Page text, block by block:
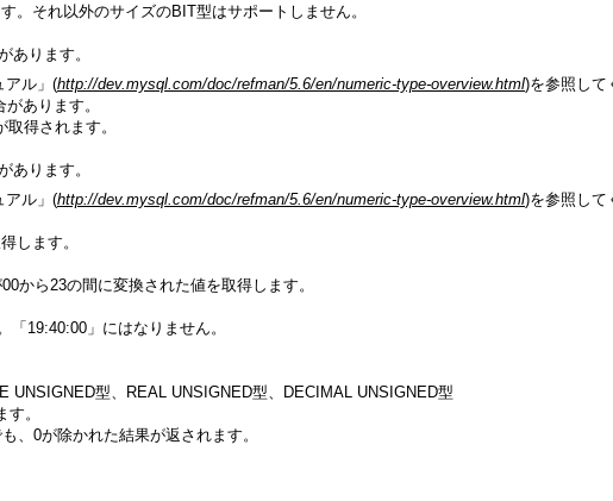
。それ以外のサイズのBIT型はサポートしません。
あります。
アル」(http://dev.mysql.com/doc/refman/5.6/en/numeric-type-overview.html)を参照して
あります。
得されます。
あります。
アル」(http://dev.mysql.com/doc/refman/5.6/en/numeric-type-overview.html)を参照して
します。
から23の間に変換された値を取得します。
19:40:00」にはなりません。
UNSIGNED型、REAL UNSIGNED型、DECIMAL UNSIGNED型
。
、0が除かれた結果が返されます。